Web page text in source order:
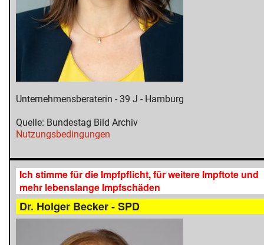
Unternehmensberaterin - 39 J - Hamburg
Quelle: Bundestag Bild Archiv
Nutzungsbedingungen
Ich stimme für die Impfpflicht, für weitere Impftote und
mehr lebenslange Impfschäden
Dr. Holger Becker - SPD